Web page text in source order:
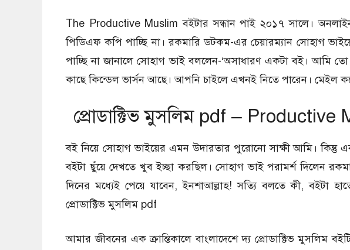
The Productive Muslim বইটার সন্ধান পাই ২০১৭ সালে।
পিডিএফ কপি পাচ্ছি না। রকমারি ডটকম-এর চেয়ারম্যান সোহাগ
পাচ্ছি না জানালে সোহাগ ভাই বললেন-‘অসাধারণ একটা বই। আমি
কাছে কিন্ডেল ভার্সন আছে। আপনি চাইলে এখনই নিতে পারেন। মেইল
প্রোডাক্টিভ মুসলিম pdf –
বই নিয়ে সোহাগ ভাইয়ের এমন উদারতার পুরোনো সাক্ষী আমি। কিন্তু
বইটা ছুঁয়ে দেখতে খুব ইচ্ছা করছিল। সোহাগ ভাই পরামর্শ দিলেন
দিনের মধ্যেই পেয়ে যাবেন, ইনশাআল্লাহ! সত্যি বলতে কী, বইটা
প্রোডাক্টিভ মুসলিম pdf
আমার জীবনের এক ক্রান্তিকালে বাংলাদেশে দ্য প্রোডাক্টিভ মুসলিম